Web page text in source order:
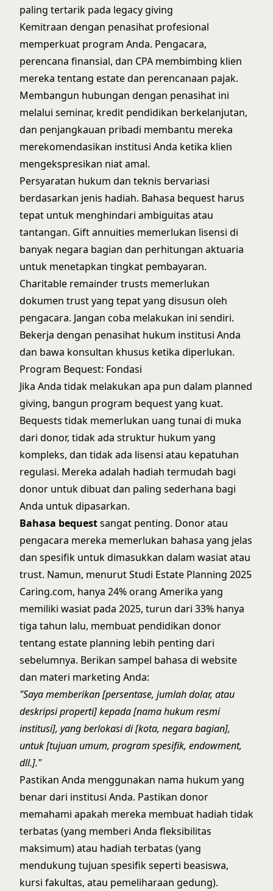
paling tertarik pada legacy giving
Kemitraan dengan penasihat profesional
memperkuat program Anda. Pengacara,
perencana finansial, dan CPA membimbing klien
mereka tentang estate dan perencanaan pajak.
Membangun hubungan dengan penasihat ini
melalui seminar, kredit pendidikan berkelanjutan,
dan penjangkauan pribadi membantu mereka
merekomendasikan institusi Anda ketika klien
mengekspresikan niat amal.
Persyaratan hukum dan teknis bervariasi
berdasarkan jenis hadiah. Bahasa bequest harus
tepat untuk menghindari ambiguitas atau
tantangan. Gift annuities memerlukan lisensi di
banyak negara bagian dan perhitungan aktuaria
untuk menetapkan tingkat pembayaran.
Charitable remainder trusts memerlukan
dokumen trust yang tepat yang disusun oleh
pengacara. Jangan coba melakukan ini sendiri.
Bekerja dengan penasihat hukum institusi Anda
dan bawa konsultan khusus ketika diperlukan.
Program Bequest: Fondasi
Jika Anda tidak melakukan apa pun dalam planned
giving, bangun program bequest yang kuat.
Bequests tidak memerlukan uang tunai di muka
dari donor, tidak ada struktur hukum yang
kompleks, dan tidak ada lisensi atau kepatuhan
regulasi. Mereka adalah hadiah termudah bagi
donor untuk dibuat dan paling sederhana bagi
Anda untuk dipasarkan.
Bahasa bequestsangat penting. Donor atau
pengacara mereka memerlukan bahasa yang jelas
dan spesifik untuk dimasukkan dalam wasiat atau
trust. Namun, menurutStudi Estate Planning 2025
Caring.com, hanya 24% orang Amerika yang
memiliki wasiat pada 2025, turun dari 33% hanya
tiga tahun lalu, membuat pendidikan donor
tentang estate planning lebih penting dari
sebelumnya. Berikan sampel bahasa di website
dan materi marketing Anda:
"Saya memberikan [persentase, jumlah dolar, atau
deskripsi properti] kepada [nama hukum resmi
institusi], yang berlokasi di [kota, negara bagian],
untuk [tujuan umum, program spesifik, endowment,
dll.]."
Pastikan Anda menggunakan nama hukum yang
benar dari institusi Anda. Pastikan donor
memahami apakah mereka membuat hadiah tidak
terbatas (yang memberi Anda fleksibilitas
maksimum) atau hadiah terbatas (yang
mendukung tujuan spesifik seperti beasiswa,
kursi fakultas, atau pemeliharaan gedung).